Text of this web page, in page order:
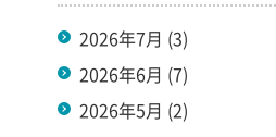
2026年7月 (3)
2026年6月 (7)
2026年5月 (2)